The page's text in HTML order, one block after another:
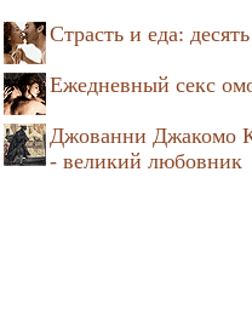
Страсть и еда:
Ежедневный секс
Джованни Джакомо
- великий любовник